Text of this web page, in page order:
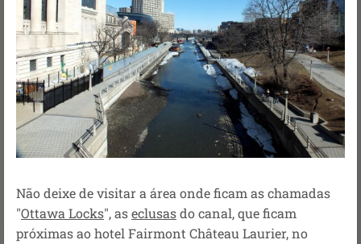
Não deixe de visitar a área onde ficam as chamadas
"Ottawa Locks", aseclusasdo canal, que ficam
próximas ao hotel Fairmont Château Laurier, no